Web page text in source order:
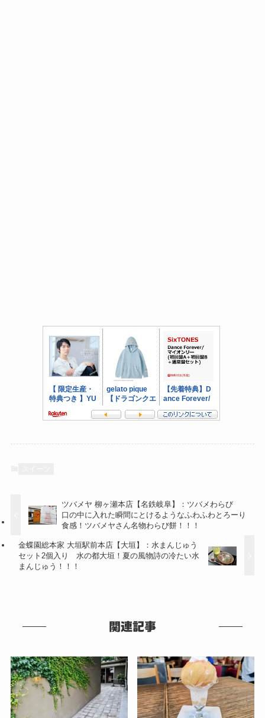
ツバメヤ 柳ヶ瀬本店【名鉄岐阜】：ツバメわらび
口の中に入れた瞬間にとけるようなふわふわとろーり
食感！ツバメヤさん名物わらび餅！！！
金蝶園総本家 大垣駅前本店【大垣】：水まんじゅう
セット2個入り 水の都大垣！夏の風物詩の冷たい水
まんじゅう！！！
関連記事